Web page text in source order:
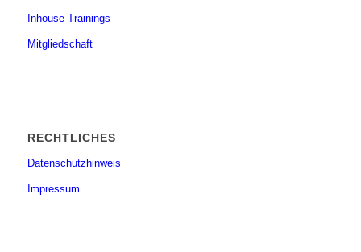
Inhouse Trainings
Mitgliedschaft
RECHTLICHES
Datenschutzhinweis
Impressum